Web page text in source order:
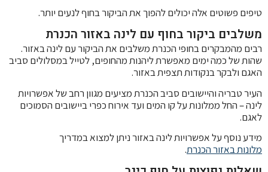
טיפים פשוטים אלה יכולים להפוך את הביקור בחוף לנעים יותר.
משלבים ביקור בחוף עם לינה באזור הכנרת
רבים מהמבקרים בחופי הכנרת משלבים את הביקור עם לינה באזור.
שהות של כמה ימים מאפשרת ליהנות מהחופים, לטייל במסלולים סביב
האגם ולבקר בנקודות תצפית באזור.
העיר טבריה והיישובים סביב הכנרת מציעים מגוון רחב של אפשרויות
לינה – החל ממלונות על קו המים ועד אירוח כפרי ביישובים הסמוכים
לאגם.
מידע נוסף על אפשרויות לינה באזור ניתן למצוא במדריך
מלונות באזור הכנרת.